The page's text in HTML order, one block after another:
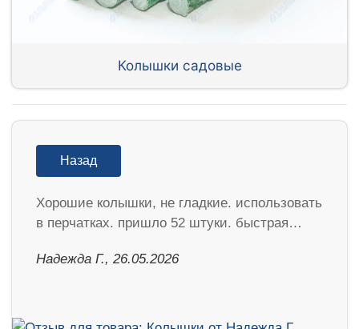
Колышки садовые
Назад
Хорошие колышки, не гладкие. использовать
в перчатках. пришло 52 штуки. быстрая…
Надежда Г., 26.05.2026